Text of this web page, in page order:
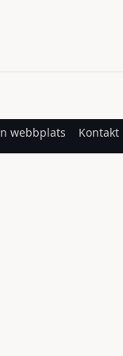
webbplats Kontakt